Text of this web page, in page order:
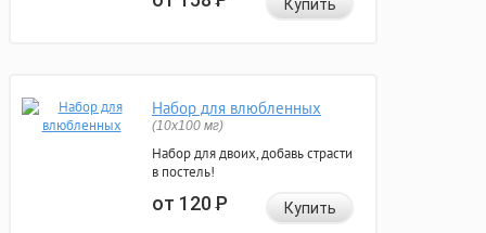
Купить
Набор для влюбленных
(10х100 мг)
Набор для двоих, добавь страсти
в постель!
от 120Р Купить